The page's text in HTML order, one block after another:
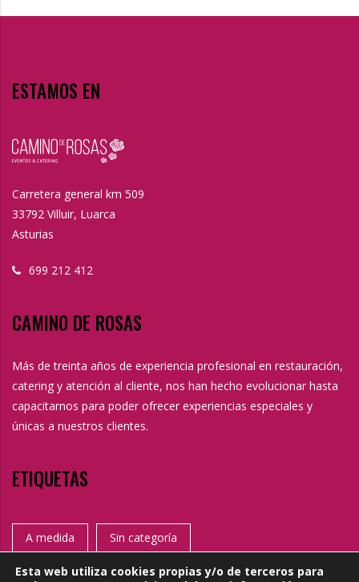
ESTAMOS EN
Carretera general km 509
33792 Villuir, Luarca
Asturias
699 212 412
CAMINO DE ROSAS
Más de treinta años de experiencia profesional en restauración,
catering y atención al cliente, nos han hecho evolucionar hasta
capacitarnos para poder ofrecer experiencias especiales y
únicas a nuestros clientes.
ETIQUETAS
A medida Sin categoría
Esta web utiliza cookies propias y/o de terceros para